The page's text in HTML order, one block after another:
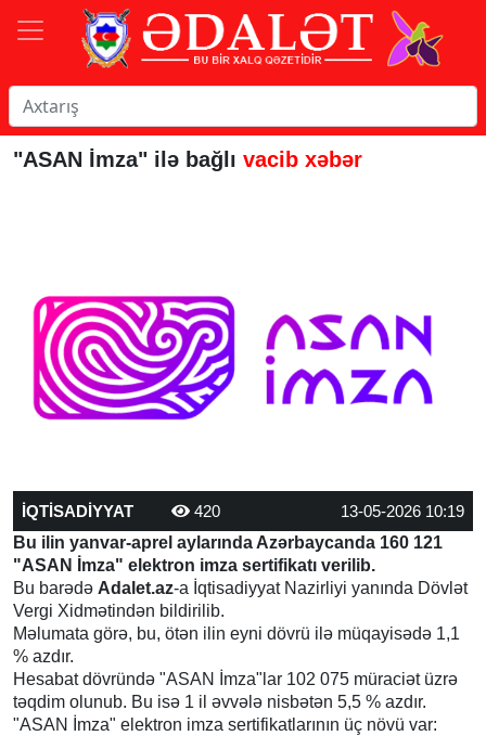
"ASAN İmza" ilə bağlı vacib xəbər
İQTİSADİYYAT 420
13-05-2026 10:19
Bu ilin yanvar-aprel aylarında Azərbaycanda 160 121
"ASAN İmza" elektron imza sertifikatı verilib.
Bu barədə Adalet.az-a İqtisadiyyat Nazirliyi yanında Dövlət
Vergi Xidmətindən bildirilib.
Məlumata görə, bu, ötən ilin eyni dövrü ilə müqayisədə 1,1
% azdır.
Hesabat dövründə "ASAN İmza"lar 102 075 müraciət üzrə
təqdim olunub. Bu isə 1 il əvvələ nisbətən 5,5 % azdır.
"ASAN İmza" elektron imza sertifikatlarının üç növü var: